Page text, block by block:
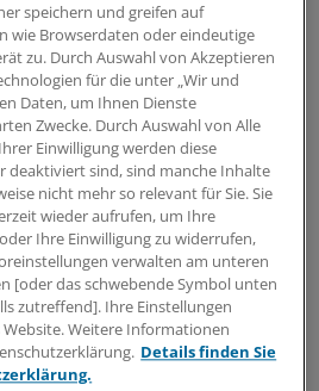
des Dissenses, die Warken in
Schlotzhauer ging der
entgegen. Warken hatte
die Arbeit an einem
aufzunehmen. „Für die
ist das Primärarztsystem ein
Versorgung“, sagte Hamburgs
Ersteinschätzung solle
die Telematikinfrastruktur.
ganz großen Gewinn in der
sich Schlotzhauer überzeugt.
speichern und greifen auf
wie Browserdaten oder eindeutige
zu. Durch Auswahl von Akzeptieren
für die unter „Wir und
Daten, um Ihnen Dienste
Zwecke. Durch Auswahl von Alle
Einwilligung werden diese
deaktiviert sind, sind manche Inhalte
nicht mehr so relevant für Sie. Sie
wieder aufrufen, um Ihre
Ihre Einwilligung zu widerrufen,
verwalten am unteren
[oder das schwebende Symbol unten
zutreffend]. Ihre Einstellungen
Weitere Informationen
Details finden Sie